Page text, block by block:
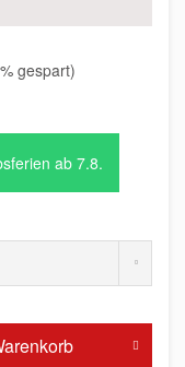
gespart)
ab 7.8.